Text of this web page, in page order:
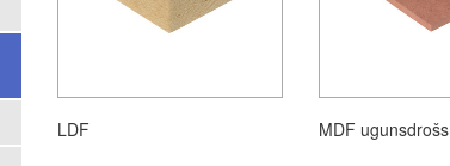
LDF MDF ugunsdrošs